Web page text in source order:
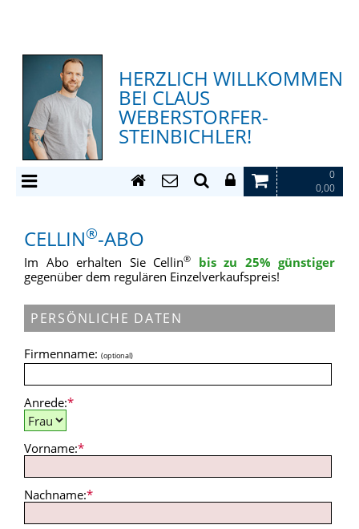
HERZLICH WILLKOMMEN
BEI CLAUS
WEBERSTORFER-
STEINBICHLER!
0
0,00
CELLIN®-ABO
Im Abo erhalten Sie Cellin®
bis zu 25% günstiger
gegenüber dem regulären Einzelverkaufspreis!
PERSÖNLICHE DATEN
Firmenname: (optional)
Anrede:*
Vorname:*
Nachname:*